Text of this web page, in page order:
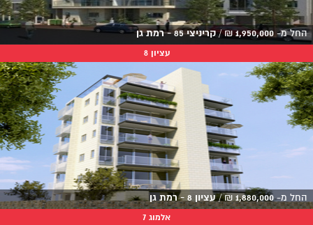
החל מ- 1,950,000
₪
/קריניצי 85 - רמת גן
עציון 8
החל מ-1,880,000
₪
/עציון 8 - רמת גן
אלמוג 7